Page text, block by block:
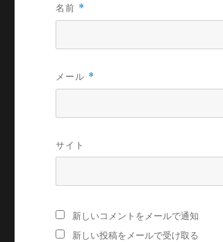
名前 *
メール *
サイト
新しいコメントをメールで通知
新しい投稿をメールで受け取る